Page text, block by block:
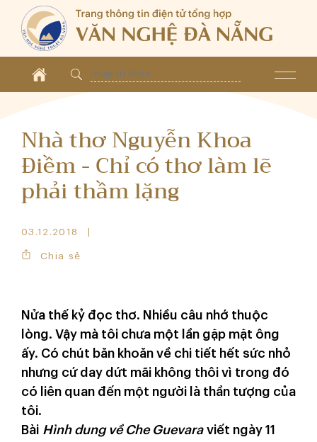
Nhà thơ Nguyễn Khoa
Điềm - Chỉ có thơ làm lẽ
phải thầm lặng
03.12.2018
Chia sẻ
Nửa thế kỷ đọc thơ. Nhiều câu nhớ thuộc
lòng. Vậy mà tôi chưa một lần gặp mặt ông
ấy. Có chút băn khoăn về chi tiết hết sức nhỏ
nhưng cứ day dứt mãi không thôi vì trong đó
có liên quan đến một người là thần tượng của
tôi.
Bài Hình dung về Che Guevaraviết ngày 11